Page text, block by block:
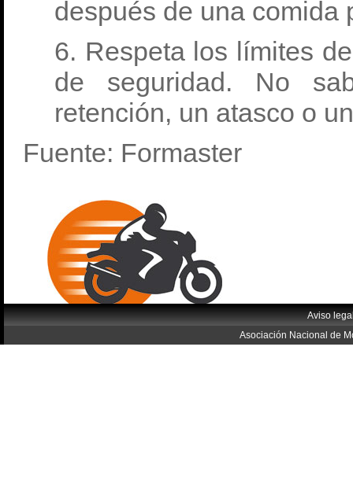
después de una comida
6. Respeta los límites
de seguridad. No
retención, un atasco o
Fuente: Formaster
Aviso
Asociación Nacional de